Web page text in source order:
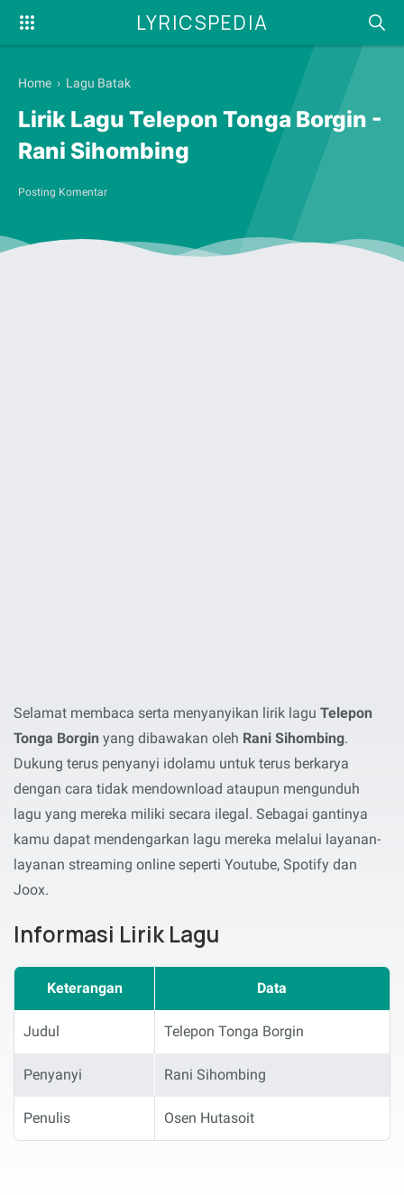
LYRICSPEDIA
Home › Lagu Batak
Lirik Lagu Telepon Tonga Borgin -
Rani Sihombing
Posting Komentar
Selamat membaca serta menyanyikan lirik lagu Telepon
Tonga Borgin yang dibawakan oleh Rani Sihombing.
Dukung terus penyanyi idolamu untuk terus berkarya
dengan cara tidak mendownload ataupun mengunduh
lagu yang mereka miliki secara ilegal. Sebagai gantinya
kamu dapat mendengarkan lagu mereka melalui layanan-
layanan streaming online seperti Youtube, Spotify dan
Joox.
Informasi Lirik Lagu
Keterangan Data
Judul Telepon Tonga Borgin
Penyanyi Rani Sihombing
Penulis Osen Hutasoit